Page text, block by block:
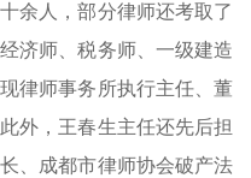
余人，部分律师还考取了
济师、税务师、一级建造
律师事务所执行主任、董
外，王春生主任还先后担
、成都市律师协会破产法